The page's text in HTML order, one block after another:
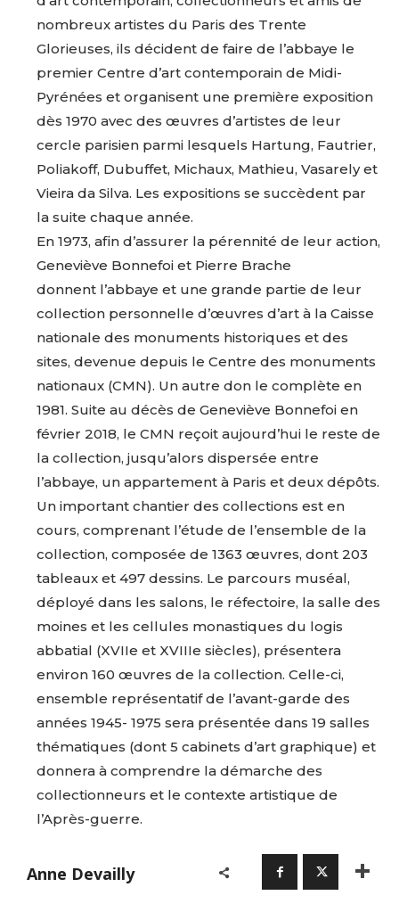
nombreux artistes du Paris des Trente
Glorieuses, ils décident de faire de l’abbaye le
premier Centre d’art contemporain de Midi-
Pyrénées et organisent une première exposition
dès 1970 avec des œuvres d’artistes de leur
cercle parisien parmi lesquels Hartung, Fautrier,
Poliakoff, Dubuffet, Michaux, Mathieu, Vasarely et
Vieira da Silva. Les expositions se succèdent par
la suite chaque année.
En 1973, afin d’assurer la pérennité de leur action,
Geneviève Bonnefoi et Pierre Brache
donnent l’abbaye et une grande partie de leur
collection personnelle d’œuvres d’art à la Caisse
nationale des monuments historiques et des
sites, devenue depuis le Centre des monuments
nationaux (CMN). Un autre don le complète en
1981. Suite au décès de Geneviève Bonnefoi en
février 2018, le CMN reçoit aujourd’hui le reste de
la collection, jusqu’alors dispersée entre
l’abbaye, un appartement à Paris et deux dépôts.
Un important chantier des collections est en
cours, comprenant l’étude de l’ensemble de la
collection, composée de 1363 œuvres, dont 203
tableaux et 497 dessins. Le parcours muséal,
déployé dans les salons, le réfectoire, la salle des
moines et les cellules monastiques du logis
abbatial (XVIIe et XVIIIe siècles), présentera
environ 160 œuvres de la collection. Celle-ci,
ensemble représentatif de l’avant-garde des
années 1945- 1975 sera présentée dans 19 salles
thématiques (dont 5 cabinets d’art graphique) et
donnera à comprendre la démarche des
collectionneurs et le contexte artistique de
l’Après-guerre.
Anne Devailly